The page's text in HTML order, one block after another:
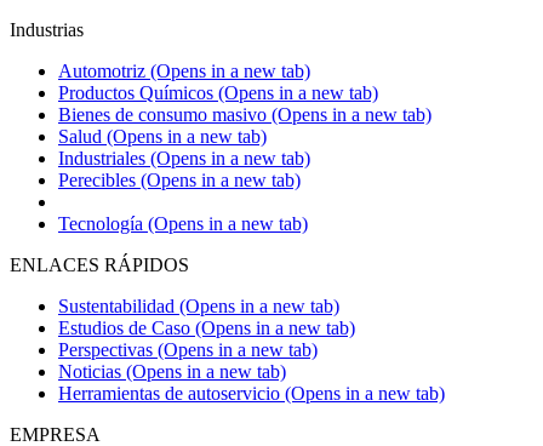
Industrias
Automotriz (Opens in a new tab)
Productos Químicos (Opens in a new tab)
Bienes de consumo masivo (Opens in a new tab)
Salud (Opens in a new tab)
Industriales (Opens in a new tab)
Perecibles (Opens in a new tab)
Tecnología (Opens in a new tab)
ENLACES RÁPIDOS
Sustentabilidad (Opens in a new tab)
Estudios de Caso (Opens in a new tab)
Perspectivas (Opens in a new tab)
Noticias (Opens in a new tab)
Herramientas de autoservicio (Opens in a new tab)
EMPRESA